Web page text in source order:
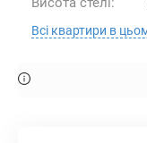
Всі квартири в